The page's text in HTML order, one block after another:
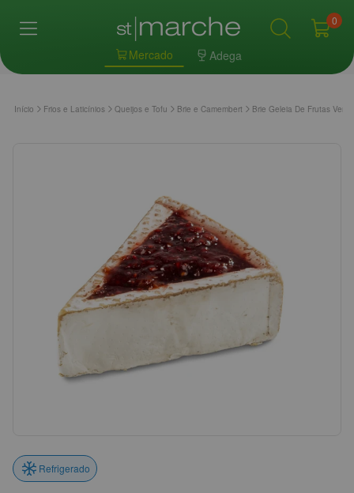
Mercado Adega
0
Início Frios e Laticínios Queijos e Tofu Brie e Camembert Brie Geleia De Frutas
Refrigerado